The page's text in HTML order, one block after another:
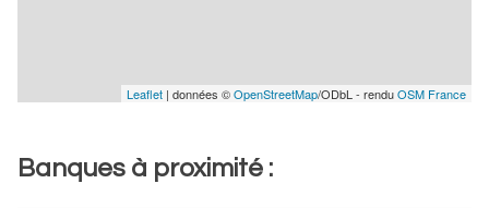
Leaflet | données ©OpenStreetMap/ODbL - renduOSM France
Banques à proximité :